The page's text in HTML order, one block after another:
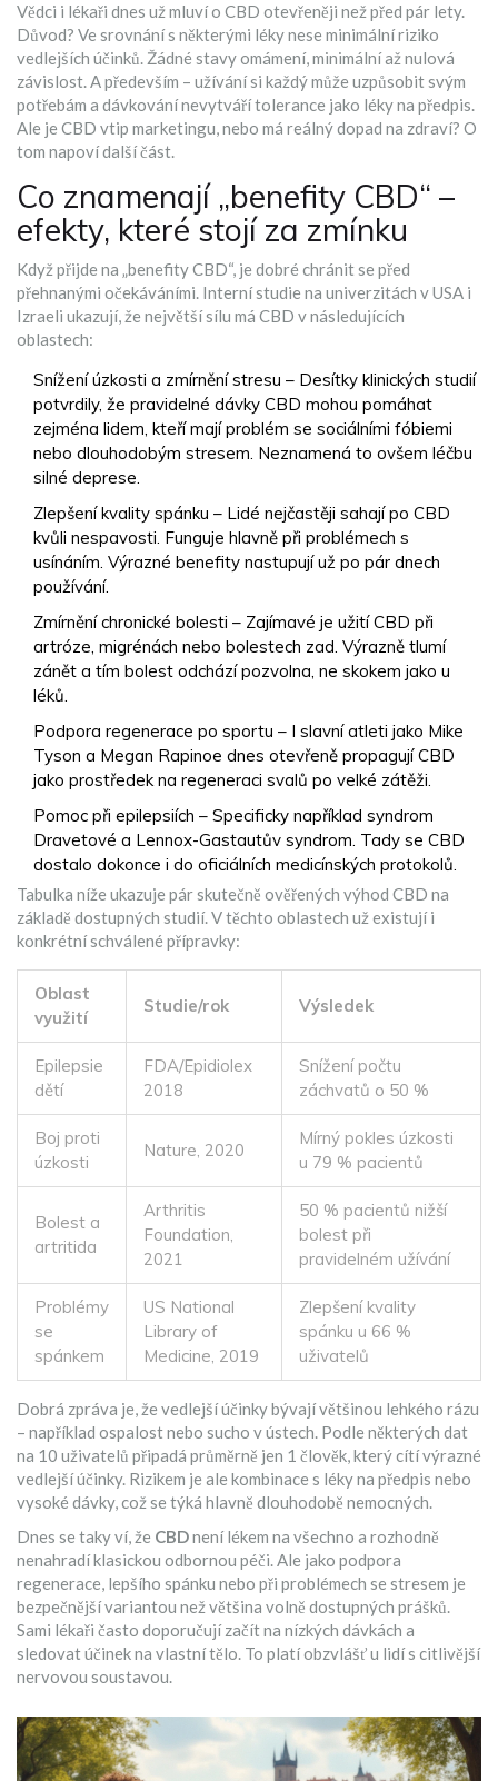
Vědci i lékaři dnes už mluví o CBD otevřeněji než před pár lety.
Důvod? Ve srovnání s některými léky nese minimální riziko
vedlejších účinků. Žádné stavy omámení, minimální až nulová
závislost. A především – užívání si každý může uzpůsobit svým
potřebám a dávkování nevytváří tolerance jako léky na předpis.
Ale je CBD vtip marketingu, nebo má reálný dopad na zdraví? O
tom napoví další část.
Co znamenají „benefity CBD“ –
efekty, které stojí za zmínku
Když přijde na „benefity CBD“, je dobré chránit se před
přehnanými očekáváními. Interní studie na univerzitách v USA i
Izraeli ukazují, že největší sílu má CBD v následujících
oblastech:
Snížení úzkosti a zmírnění stresu – Desítky klinických studií
potvrdily, že pravidelné dávky CBD mohou pomáhat
zejména lidem, kteří mají problém se sociálními fóbiemi
nebo dlouhodobým stresem. Neznamená to ovšem léčbu
silné deprese.
Zlepšení kvality spánku – Lidé nejčastěji sahají po CBD
kvůli nespavosti. Funguje hlavně při problémech s
usínáním. Výrazné benefity nastupují už po pár dnech
používání.
Zmírnění chronické bolesti – Zajímavé je užití CBD při
artróze, migrénách nebo bolestech zad. Výrazně tlumí
zánět a tím bolest odchází pozvolna, ne skokem jako u
léků.
Podpora regenerace po sportu – I slavní atleti jako Mike
Tyson a Megan Rapinoe dnes otevřeně propagují CBD
jako prostředek na regeneraci svalů po velké zátěži.
Pomoc při epilepsiích – Specificky například syndrom
Dravetové a Lennox-Gastautův syndrom. Tady se CBD
dostalo dokonce i do oficiálních medicínských protokolů.
Tabulka níže ukazuje pár skutečně ověřených výhod CBD na
základě dostupných studií. V těchto oblastech už existují i
konkrétní schválené přípravky:
Oblast
využití
Studie/rok Výsledek
Epilepsie
dětí
FDA/Epidiolex
2018
Snížení počtu
záchvatů o 50 %
Boj proti
úzkosti
Nature, 2020
Mírný pokles úzkosti
u 79 % pacientů
Bolest a
artritida
Arthritis
Foundation,
2021
50 % pacientů nižší
bolest při
pravidelném užívání
Problémy
se
spánkem
US National
Library of
Medicine, 2019
Zlepšení kvality
spánku u 66 %
uživatelů
Dobrá zpráva je, že vedlejší účinky bývají většinou lehkého rázu
– například ospalost nebo sucho v ústech. Podle některých dat
na 10 uživatelů připadá průměrně jen 1 člověk, který cítí výrazné
vedlejší účinky. Rizikem je ale kombinace s léky na předpis nebo
vysoké dávky, což se týká hlavně dlouhodobě nemocných.
Dnes se taky ví, že CBDnení lékem na všechno a rozhodně
nenahradí klasickou odbornou péči. Ale jako podpora
regenerace, lepšího spánku nebo při problémech se stresem je
bezpečnější variantou než většina volně dostupných prášků.
Sami lékaři často doporučují začít na nízkých dávkách a
sledovat účinek na vlastní tělo. To platí obzvlášť u lidí s citlivější
nervovou soustavou.